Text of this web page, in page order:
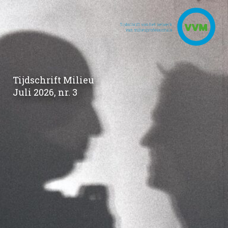
Tijdschrift Milieu
Juli 2026, nr. 3